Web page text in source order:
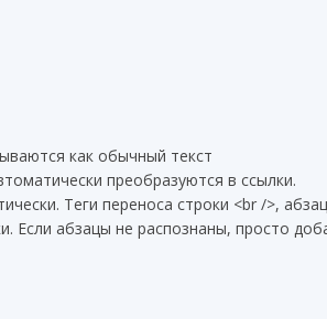
как обычный текст
преобразуются в ссылки.
Теги переноса строки <br />,
Если абзацы не распознаны, просто